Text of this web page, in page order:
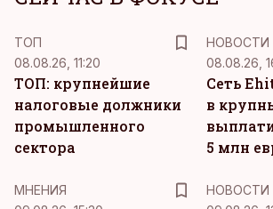
ТОП
08.08.26, 11:20
ТОП: крупнейшие
налоговые должники
промышленного
сектора
НОВОСТИ
08.08.26,
Сеть
в
5 млн
MНЕНИЯ
НОВОСТИ